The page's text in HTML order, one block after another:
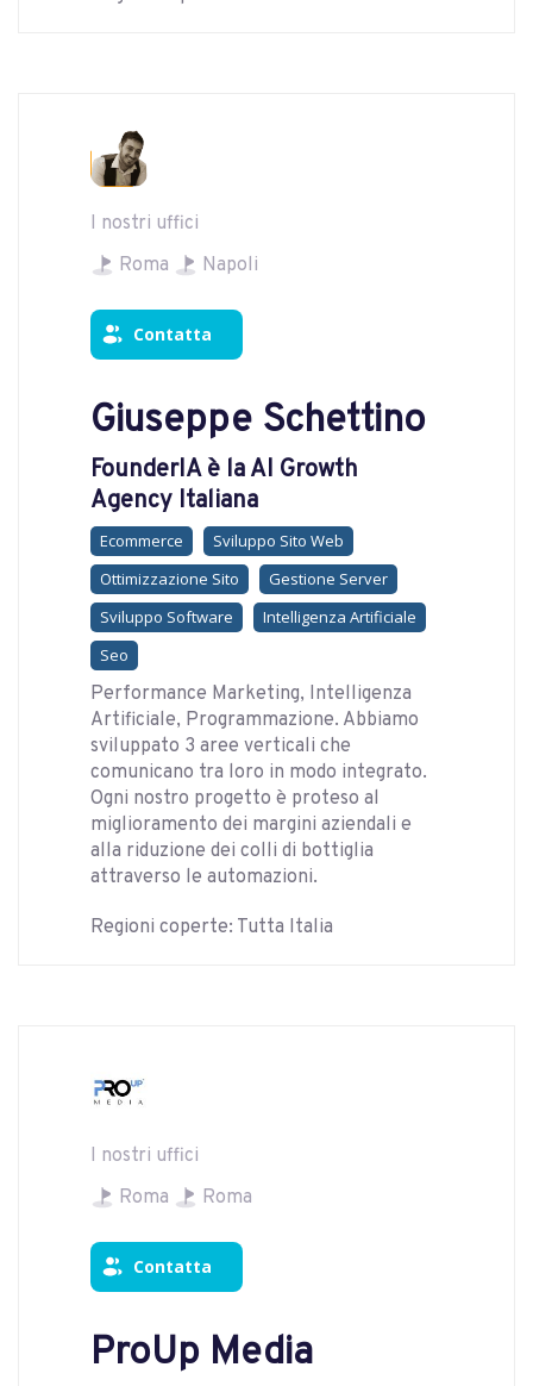
I nostri uffici
Roma
Napoli
Contatta
Giuseppe Schettino
FounderIA è la AI Growth
Agency Italiana
Ecommerce
Sviluppo Sito Web
Ottimizzazione Sito
Gestione Server
Sviluppo Software
Intelligenza Artificiale
Seo
Performance Marketing, Intelligenza
Artificiale, Programmazione. Abbiamo
sviluppato 3 aree verticali che
comunicano tra loro in modo integrato.
Ogni nostro progetto è proteso al
miglioramento dei margini aziendali e
alla riduzione dei colli di bottiglia
attraverso le automazioni.
Regioni coperte: Tutta Italia
I nostri uffici
Roma
Roma
Contatta
ProUp Media